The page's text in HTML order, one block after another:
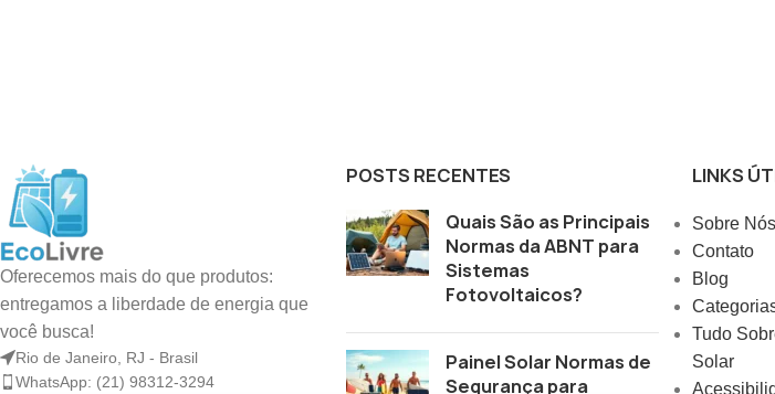
Oferecemos mais do que produtos:
entregamos a liberdade de energia que
você busca!
Rio de Janeiro, RJ - Brasil
WhatsApp: (21) 98312-3294
POSTS RECENTES
Quais São as Principais
Normas da ABNT para
Sistemas
Fotovoltaicos?
Painel Solar Normas de
Segurança para
LINKS
Sobre Nós
Contato
Blog
Tudo
Solar